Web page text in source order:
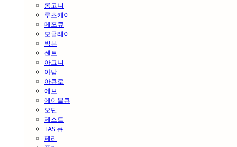
롱고니
루츠케이
메쯔큐
모글레이
빅본
센토
아그니
아담
아큐로
에보
에이블큐
오딘
제스트
TAS 큐
페리